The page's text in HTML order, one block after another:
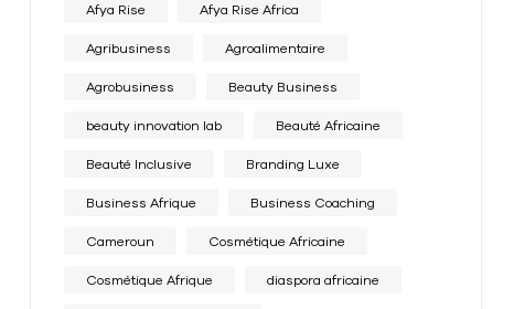
Afya Rise Afya Rise Africa
Agribusiness Agroalimentaire
Agrobusiness Beauty Business
beauty innovation lab Beauté Africaine
Beauté Inclusive Branding Luxe
Business Afrique Business Coaching
Cameroun Cosmétique Africaine
Cosmétique Afrique diaspora africaine